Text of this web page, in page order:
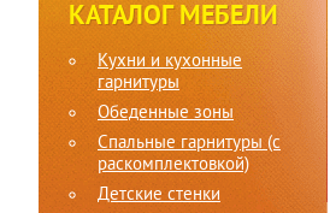
КАТАЛОГ МЕБЕЛИ
Кухни и кухонные
гарнитуры
Обеденные зоны
Спальные гарнитуры (c
раскомплектовкой)
Детские стенки